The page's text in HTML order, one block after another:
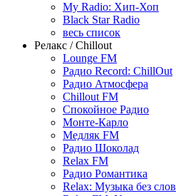
My Radio: Хип-Хоп
Black Star Radio
весь список
Релакс / Chillout
Lounge FM
Радио Record: ChillOut
Радио Атмосфера
Chillout FM
Спокойное Радио
Монте-Карло
Медляк FM
Радио Шоколад
Relax FM
Радио Романтика
Relax: Музыка без слов